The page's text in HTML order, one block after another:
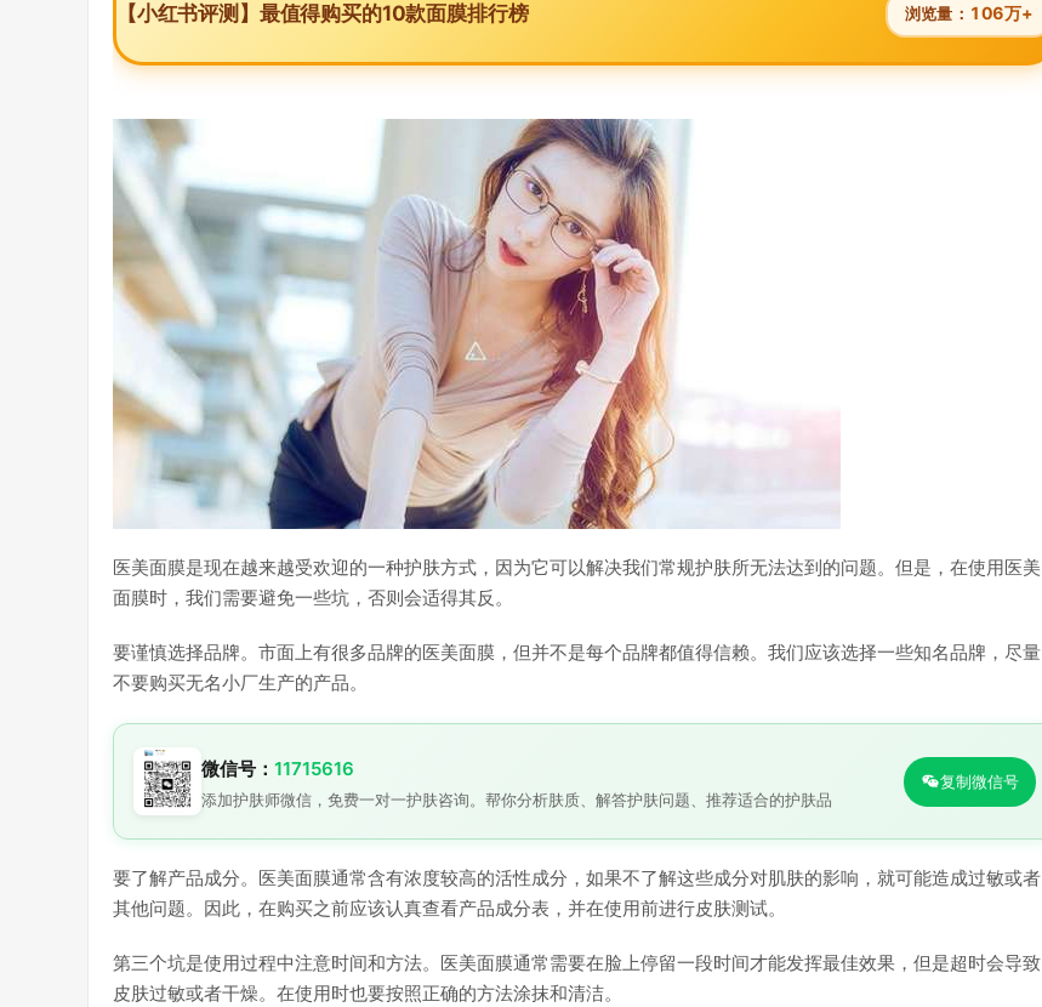
【小红书评测】最值得购买的10款面膜排行榜 浏览量： 106万+
医美面膜是现在越来越受欢迎的一种护肤方式，因为它可以解决我们常规护肤所无法达到的问题。但是，在使用医美
面膜时，我们需要避免一些坑，否则会适得其反。
要谨慎选择品牌。市面上有很多品牌的医美面膜，但并不是每个品牌都值得信赖。我们应该选择一些知名品牌，尽量
不要购买无名小厂生产的产品。
微信号： 11715616
添加护肤师微信，免费一对一护肤咨询。帮你分析肤质、解答护肤问题、推荐适合的护肤品
复制微信号
要了解产品成分。医美面膜通常含有浓度较高的活性成分，如果不了解这些成分对肌肤的影响，就可能造成过敏或者
其他问题。因此，在购买之前应该认真查看产品成分表，并在使用前进行皮肤测试。
第三个坑是使用过程中注意时间和方法。医美面膜通常需要在脸上停留一段时间才能发挥最佳效果，但是超时会导致
皮肤过敏或者干燥。在使用时也要按照正确的方法涂抹和清洁。